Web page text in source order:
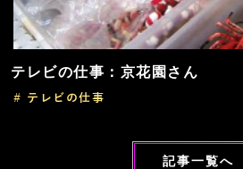
テレビの仕事：京花園さん
# テレビの仕事
記事一覧へ